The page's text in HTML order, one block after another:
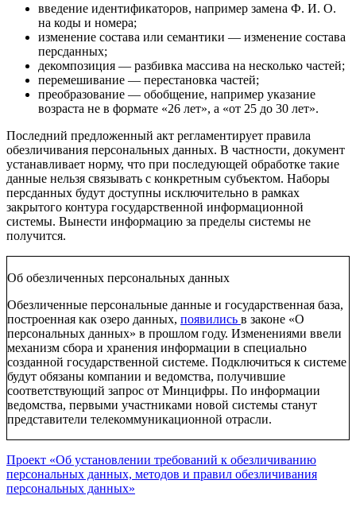
введение идентификаторов, например замена Ф. И. О.
на коды и номера;
изменение состава или семантики — изменение состава
персданных;
декомпозиция — разбивка массива на несколько частей;
перемешивание — перестановка частей;
преобразование — обобщение, например указание
возраста не в формате «26 лет», а «от 25 до 30 лет».
Последний предложенный акт регламентирует правила
обезличивания персональных данных. В частности, документ
устанавливает норму, что при последующей обработке такие
данные нельзя связывать с конкретным субъектом. Наборы
персданных будут доступны исключительно в рамках
закрытого контура государственной информационной
системы. Вынести информацию за пределы системы не
получится.
Об обезличенных персональных данных
Обезличенные персональные данные и государственная база,
построенная как озеро данных, появились в законе «О
персональных данных» в прошлом году. Изменениями ввели
механизм сбора и хранения информации в специально
созданной государственной системе. Подключиться к системе
будут обязаны компании и ведомства, получившие
соответствующий запрос от Минцифры. По информации
ведомства, первыми участниками новой системы станут
представители телекоммуникационной отрасли.
Проект «Об установлении требований к обезличиванию
персональных данных, методов и правил обезличивания
персональных данных»